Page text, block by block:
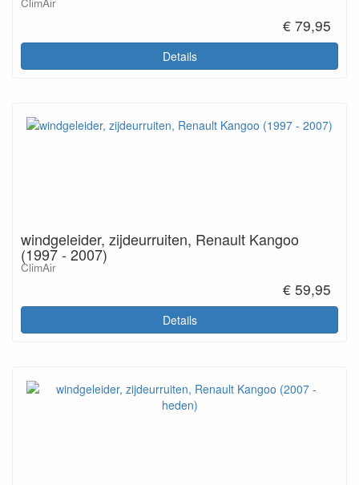
€ 79,95
Details
windgeleider, zijdeurruiten, Renault Kangoo
(1997 - 2007)
ClimAir
€ 59,95
Details